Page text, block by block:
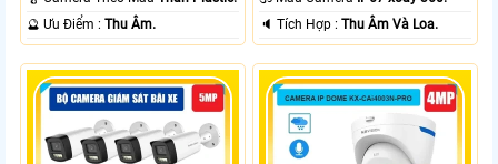
️🔮 Ưu Điểm :Thu Âm.
️🔈 Tích Hợp :Thu Âm Và Loa.